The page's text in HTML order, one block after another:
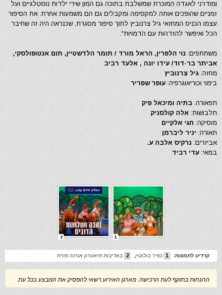
ומודרני לאגדה המוכרת שמשלבת בתוכה גם המון שירי ילדות נוסטלגיים ועל
זמניים שהופכים אותה למקסימה ומקבלים גם הם משמעות אחרת. את הסיפור
עצמו הכניס המחזאי גיל צרנוביץ לתוך סיפור מסגרת, שכנראה היה זה שחיבר
הכל ואיפשר להזדהות עם הדמויות".
משתתפים: נוי הלפרין, הראל מורד / תומר הלדשטיין, תום אנטופולסקי,
אביתר בר-דוד/ עידו יונה , אלעד רביב
מחזה: גיל צרנוביץ
בימוי וכוריאוגרפיה: עופר שפריר
תפאורה: בתיה ומיכאל פיק
תלבושות: אלה קולסניק
מוסיקה: חגי אלקיים
תאורה: יניר ליברמן
אביזרים: נרקיס אלבה ע.
במאי: עדי רביד
1
2
קרדיט לתמונות: 1 כפיר בולוטין 2 באדיבות תיאטרון אורנה פורת
ההנחות בתוקף לעת הרכישה. מארגן האירוע רשאי להפסיק את המבצע בכל עת.